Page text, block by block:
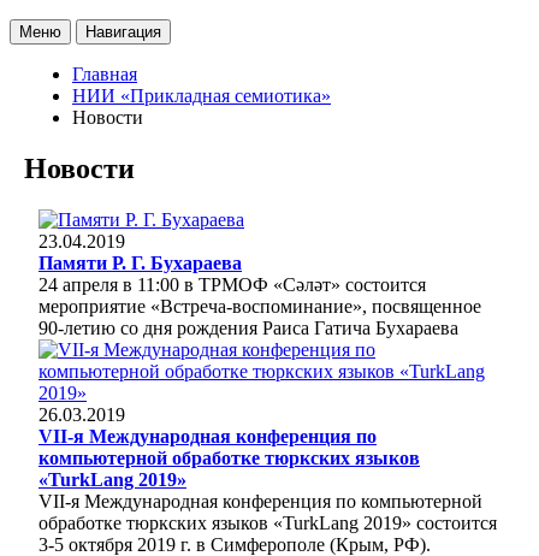
Меню Навигация
Главная
НИИ «Прикладная семиотика»
Новости
Новости
23.04.2019
Памяти Р. Г. Бухараева
24 апреля в 11:00 в ТРМОФ «Сәләт» состоится
мероприятие «Встреча-воспоминание», посвященное
90-летию со дня рождения Раиса Гатича Бухараева
26.03.2019
VII-я Международная конференция по
компьютерной обработке тюркских языков
«TurkLang 2019»
VII-я Международная конференция по компьютерной
обработке тюркских языков «TurkLang 2019» состоится
3-5 октября 2019 г. в Симферополе (Крым, РФ).